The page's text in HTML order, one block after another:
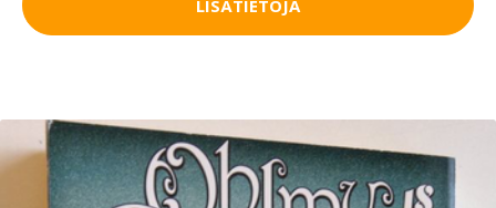
LISÄTIETOJA